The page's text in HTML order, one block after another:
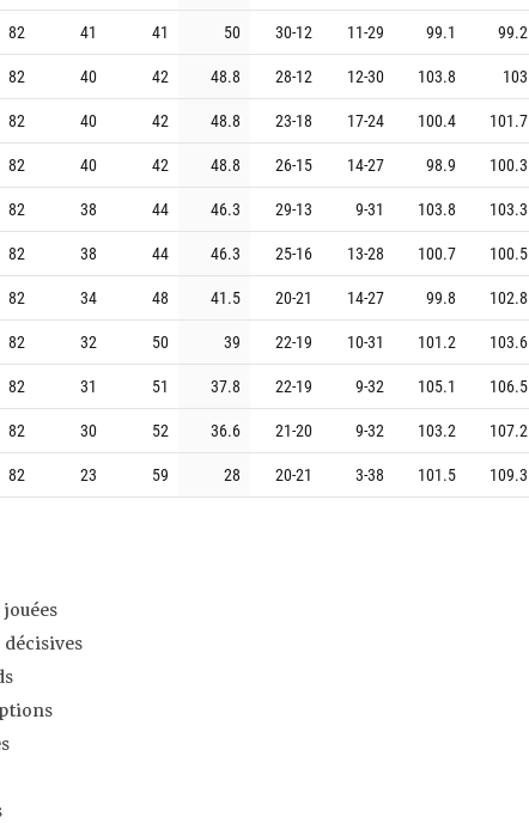
82 41 41 50 30-12 11-29 99.1 99.2
82 40 42 48.8 28-12 12-30 103.8 103
82 40 42 48.8 23-18 17-24 100.4 101.7
82 40 42 48.8 26-15 14-27 98.9 100.3
82 38 44 46.3 29-13 9-31 103.8 103.3
82 38 44 46.3 25-16 13-28 100.7 100.5
82 34 48 41.5 20-21 14-27 99.8 102.8
82 32 50 39 22-19 10-31 101.2 103.6
82 31 51 37.8 22-19 9-32 105.1 106.5
82 30 52 36.6 21-20 9-32 103.2 107.2
82 23 59 28 20-21 3-38 101.5 109.3
décisives